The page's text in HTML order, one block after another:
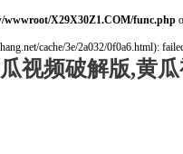
wwwroot/X29X30Z1.COM/func.php
cache/3e/2a032/0f0a6.html):
视频破解版,黄